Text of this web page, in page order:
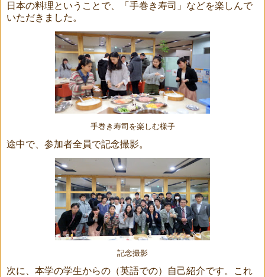
日本の料理ということで、「手巻き寿司」などを楽しんで
いただきました。
手巻き寿司を楽しむ様子
途中で、参加者全員で記念撮影。
記念撮影
次に、本学の学生からの（英語での）自己紹介です。これ